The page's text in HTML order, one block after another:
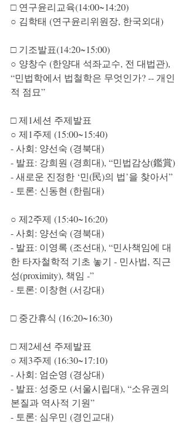
□ 연구윤리교육(14:00~14:20)
○ 김학태 (연구윤리위원장, 한국외대)
□ 기조발표(14:20~15:00)
○ 양창수 (한양대 석좌교수, 전 대법관),
“민법학에서 법철학은 무엇인가? -- 개인
적 점묘”
□ 제1세션 주제발표
○ 제1주제 (15:00~15:40)
- 사회: 양선숙 (경북대)
- 발표: 강희원 (경희대), “민법감상(鑑賞)
- 새로운 진정한 ‘민(民)의 법’을 찾아서”
- 토론: 신동현 (한림대)
○ 제2주제 (15:40~16:20)
- 사회: 양선숙 (경북대)
- 발표: 이영록 (조선대), “민사책임에 대
한 타자철학적 기초 놓기 - 민사법, 직근
성(proximity), 책임 -”
- 토론: 이창현 (서강대)
□ 중간휴식 (16:20~16:30)
□ 제2세션 주제발표
○ 제3주제 (16:30~17:10)
- 사회: 엄순영 (경상대)
- 발표: 성중모 (서울시립대), “소유권의
본질과 역사적 기원”
- 토론: 심우민 (경인교대)